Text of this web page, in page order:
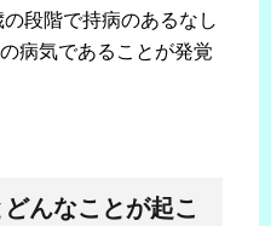
段階で持病のあるなし
病気であることが発覚
んなことが起こ